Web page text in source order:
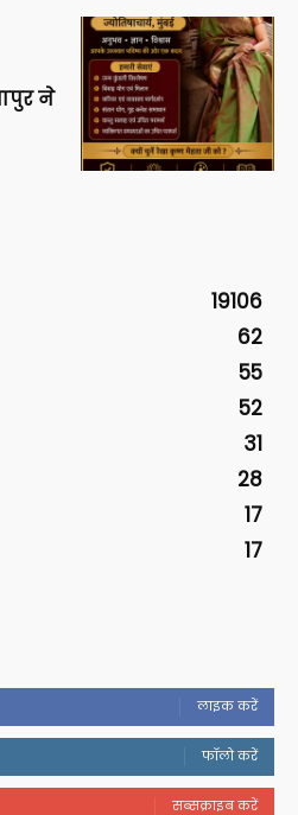
ने
19106
62
55
52
31
28
17
17
लाइक करें
फॉलो करें
सब्सक्राइब करें